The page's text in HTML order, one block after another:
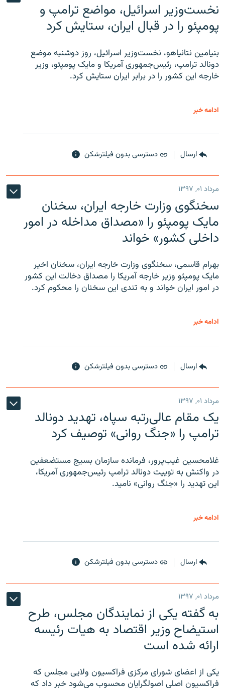
نخست‌وزیر اسرائیل، مواضع ترامپ و
پومپئو را در قبال ایران، ستایش کرد
بنیامین نتانیاهو، نخست‌وزیر اسرائیل، روز دوشنبه موضع
دونالد ترامپ، رئیس‌جمهوری آمریکا و مایک پومپئو، وزیر
خارجه این کشور را در برابر ایران ستایش کرد.
ادامه خبر
ارسال دسترسی بدون فیلترشکن
مرداد ۰۱, ۱۳۹۷
سخنگوی وزارت خارجه ایران، سخنان
مایک پومپئو را «مصداق مداخله در امور
داخلی کشور» خواند
بهرام قاسمی، سخنگوی وزارت خارجه ایران، سخنان اخیر
مایک پومپئو وزیر خارجه آمریکا را مصداق دخالت این کشور
در امور ایران خواند و به تندی این سخنان را محکوم کرد.
ادامه خبر
ارسال دسترسی بدون فیلترشکن
مرداد ۰۱, ۱۳۹۷
یک مقام عالی‌رتبه سپاه، تهدید دونالد
ترامپ را «جنگ روانی» توصیف کرد
غلامحسین غیب‌پرور، فرمانده سازمان بسیج مستضعفین
در واکنش به توییت دونالد ترامپ رئیس‌جمهوری آمریکا،
این تهدید را «جنگ روانی» نامید.
ادامه خبر
ارسال دسترسی بدون فیلترشکن
مرداد ۰۱, ۱۳۹۷
به گفته یکی از نمایندگان مجلس، طرح
استیضاح وزیر اقتصاد به هیات رئیسه
ارائه شده است
یکی از اعضای شورای مرکزی فراکسیون ولایی مجلس که
فراکسیون اصلی اصولگرایان محسوب می‌شود خبر داد که